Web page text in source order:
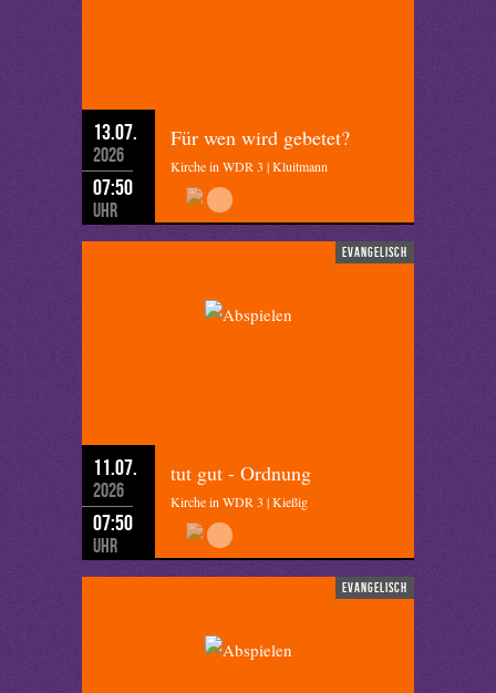
13.07.
2026
07:50
Uhr
Für wen wird gebetet?
Kirche in WDR 3 | Kluitmann
evangelisch
11.07.
2026
07:50
Uhr
tut gut - Ordnung
Kirche in WDR 3 | Kießig
evangelisch